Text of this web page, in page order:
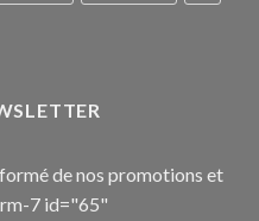
de nos promotions et
7 id="65"